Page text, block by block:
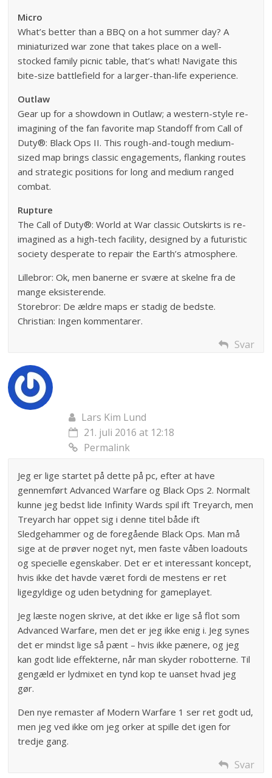
Micro
What’s better than a BBQ on a hot summer day? A
miniaturized war zone that takes place on a well-
stocked family picnic table, that’s what! Navigate this
bite-size battlefield for a larger-than-life experience.
Outlaw
Gear up for a showdown in Outlaw; a western-style re-
imagining of the fan favorite map Standoff from Call of
Duty®: Black Ops II. This rough-and-tough medium-
sized map brings classic engagements, flanking routes
and strategic positions for long and medium ranged
combat.
Rupture
The Call of Duty®: World at War classic Outskirts is re-
imagined as a high-tech facility, designed by a futuristic
society desperate to repair the Earth’s atmosphere.
Lillebror: Ok, men banerne er svære at skelne fra de
mange eksisterende.
Storebror: De ældre maps er stadig de bedste.
Christian: Ingen kommentarer.
Svar
Lars Kim Lund
21. juli 2016 at 12:18
Permalink
Jeg er lige startet på dette på pc, efter at have
gennemført Advanced Warfare og Black Ops 2. Normalt
kunne jeg bedst lide Infinity Wards spil ift Treyarch, men
Treyarch har oppet sig i denne titel både ift
Sledgehammer og de foregående Black Ops. Man må
sige at de prøver noget nyt, men faste våben loadouts
og specielle egenskaber. Det er et interessant koncept,
hvis ikke det havde været fordi de mestens er ret
ligegyldige og uden betydning for gameplayet.
Jeg læste nogen skrive, at det ikke er lige så flot som
Advanced Warfare, men det er jeg ikke enig i. Jeg synes
det er mindst lige så pænt – hvis ikke pænere, og jeg
kan godt lide effekterne, når man skyder robotterne. Til
gengæld er lydmixet en tynd kop te uanset hvad jeg
gør.
Den nye remaster af Modern Warfare 1 ser ret godt ud,
men jeg ved ikke om jeg orker at spille det igen for
tredje gang.
Svar